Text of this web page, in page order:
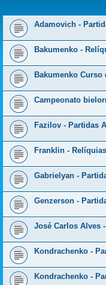
Adamovich -
Bakumenko -
Bakumenko Curso
Campeonato
Fazilov - Partidas
Franklin -
Gabrielyan -
Genzerson -
José Carlos Alves
Kondrachenko -
Kondrachenko -